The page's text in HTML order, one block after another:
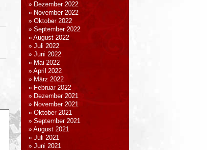
Dezember 2022
November 2022
Oktober 2022
September 2022
August 2022
Juli 2022
Juni 2022
Mai 2022
April 2022
März 2022
Februar 2022
Dezember 2021
November 2021
Oktober 2021
September 2021
August 2021
Juli 2021
Juni 2021